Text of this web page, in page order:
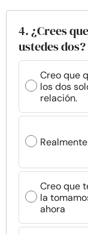
4. ¿Crees
ustedes dos?
Creo que
los dos
relación.
Creo que
la
ahora